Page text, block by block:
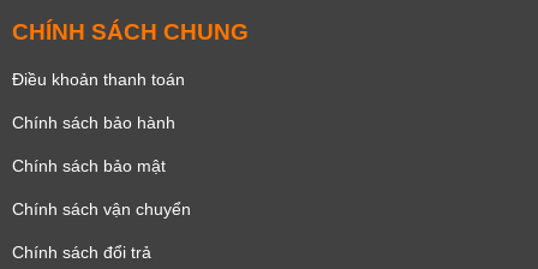
CHÍNH SÁCH CHUNG
Điều khoản thanh toán
Chính sách bảo hành
Chính sách bảo mật
Chính sách vận chuyển
Chính sách đổi trả